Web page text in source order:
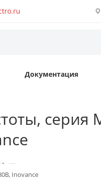
Документация
серия
—
Inovance